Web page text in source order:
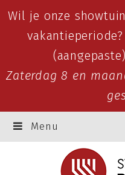
Wil je onze
Zaterdag 8 en
Menu